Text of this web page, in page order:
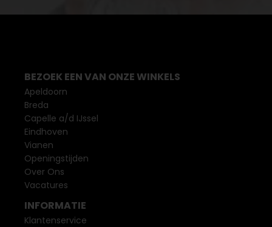
BEZOEK EEN VAN ONZE WINKELS
Apeldoorn
Breda
Capelle a/d IJssel
Eindhoven
Vianen
Openingstijden
Over Ons
Vacatures
INFORMATIE
Klantenservice